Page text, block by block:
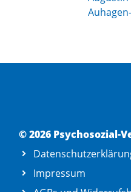
© 2026 Psychosozial-
Impressum